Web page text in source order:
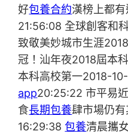
好包養合約漢榜上都
21:56:08 全球創客和
致敬美妙城市生涯
冠！汕年夜2018屆本
本科高校第一2018-
app20:25:22 市平易
食長期包養肆市場仍
16:29:38包養清晨攜